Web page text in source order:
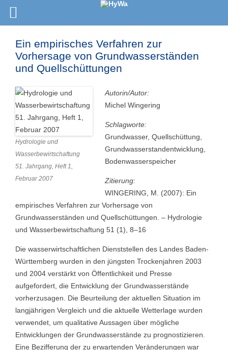
Ein empirisches Verfahren zur
Vorhersage von Grundwasserständen
und Quellschüttungen
Hydrologie und
Wasserbewirtschaftung
51. Jahrgang, Heft 1,
Februar 2007
Autorin/Autor:
Michel Wingering
Schlagworte:
Grundwasser, Quellschüttung,
Grundwasserstandentwicklung,
Bodenwasserspeicher
Zitierung:
WINGERING, M. (2007): Ein
empirisches Verfahren zur Vorhersage von
Grundwasserständen und Quellschüttungen. – Hydrologie
und Wasserbewirtschaftung 51 (1), 8–16
Die wasserwirtschaftlichen Dienststellen des Landes Baden-
Württemberg wurden in den jüngsten Trockenjahren 2003
und 2004 verstärkt von Öffentlichkeit und Presse
aufgefordert, die Entwicklung der Grundwasserstände
vorherzusagen. Die Beurteilung der aktuellen Situation im
langjährigen Vergleich und die aktuelle Wetterlage wurden
verwendet, um qualitative Aussagen über mögliche
Entwicklungen der Grundwasserstände zu prognostizieren.
Eine Bezifferung der zu erwartenden Veränderungen war